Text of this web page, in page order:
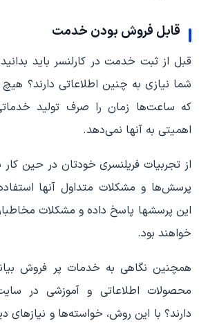
قابل فروش بودن خدمت
قبل از ثبت خدمت در کارلنسر باید
شما نیازی به چنین اطلاعاتی دارند؟
که ساعت‌ها زمان را صرف تولید
اهمیتی به آنها نمی‌دهد.
از تجربیات فریلنسری خودتان در حین کار
پرسش‌ها و مشکلات متداول آنها
این پرسشها پاسخ داده و مشکلات
خواهند بود.
همچنین نگاهی به خدمات پر فروش
محصولات اطلاعاتی و آموزشی در
دارند؟ با این روش، خواسته‌ها و نیازهای